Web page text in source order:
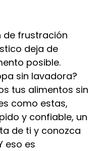
de frustración
deja de
posible.
sin lavadora?
tus alimentos sin
como estas,
y confiable, un
de ti y conozca
eso es